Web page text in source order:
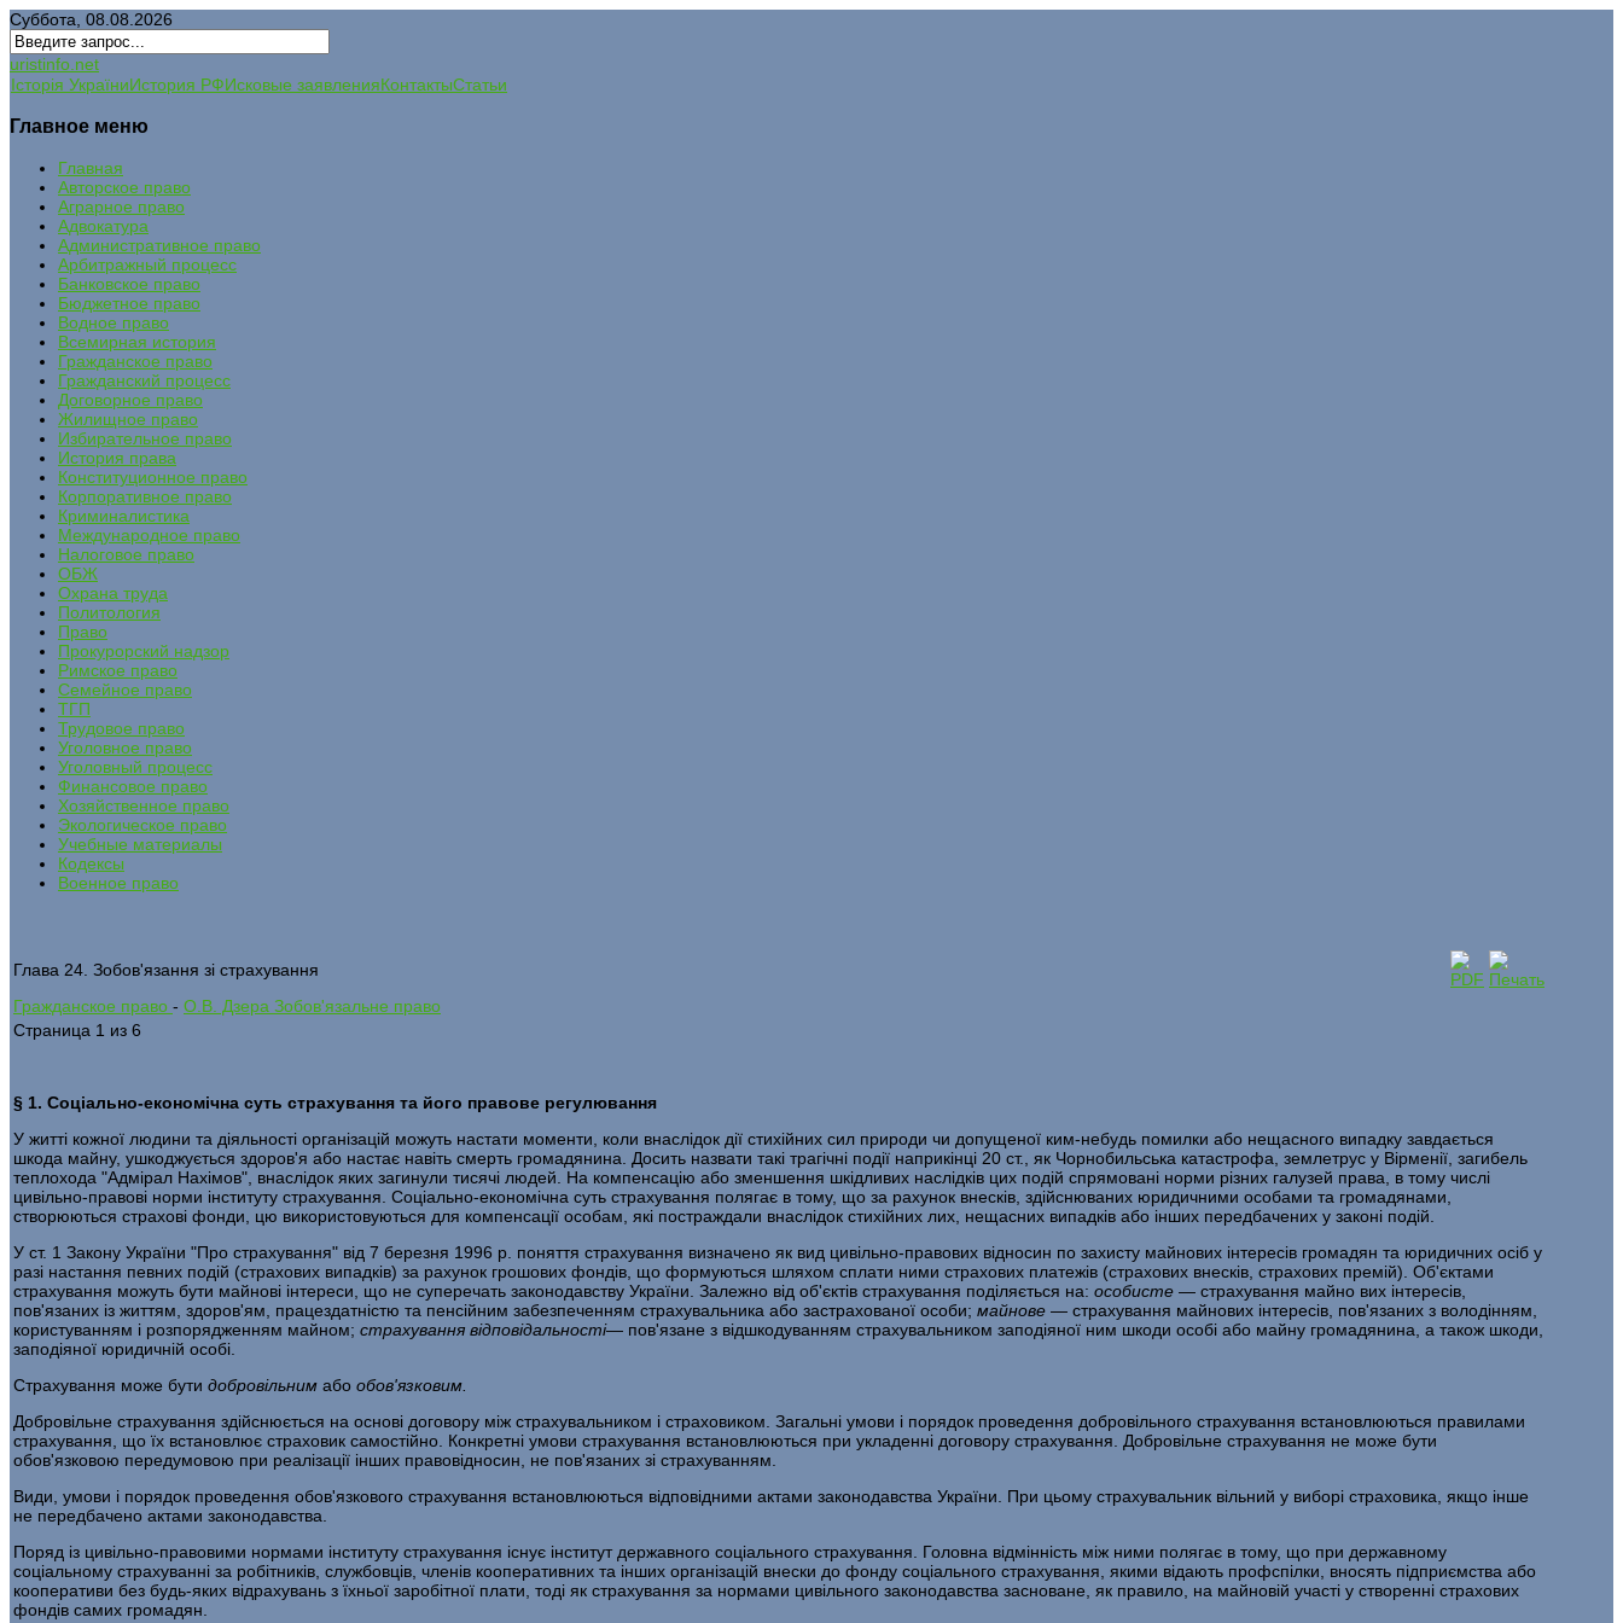
Суббота, 08.08.2026
uristinfo.net
Історія УкраїниИстория РФИсковые заявленияКонтактыСтатьи
Главное меню
Главная
Авторское право
Аграрное право
Адвокатура
Административное право
Арбитражный процесс
Банковское право
Бюджетное право
Водное право
Всемирная история
Гражданское право
Гражданский процесс
Договорное право
Жилищное право
Избирательное право
История права
Конституционное право
Корпоративное право
Криминалистика
Международное право
Налоговое право
ОБЖ
Охрана труда
Политология
Право
Прокурорский надзор
Римское право
Семейное право
ТГП
Трудовое право
Уголовное право
Уголовный процесс
Финансовое право
Хозяйственное право
Экологическое право
Учебные материалы
Кодексы
Военное право
Глава 24. Зобов'язання зі страхування
Гражданское право - О.В. Дзера Зобов'язальне право
Страница 1 из 6
§ 1. Соціально-економічна суть страхування та його правове регулювання
У житті кожної людини та діяльності орга­нізацій можуть настати моменти, коли внаслідок дії стихійних сил природи чи допущеної ким-небудь помилки або нещасно­го випадку завдається
шкода майну, ушкоджується здоров'я або настає навіть смерть громадянина. Досить назвати такі трагічні події наприкінці 20 ст., як Чорнобильська катастрофа, землетрус у Вірменії, загибель
теплохода "Адмірал Нахімов", внаслідок яких загинули тисячі людей. На компенсацію або зменшення шкідливих наслідків цих подій спрямовані норми різних галузей права, в тому числі
цивільно-правові норми інституту страхування. Соціально-економічна суть страху­вання полягає в тому, що за рахунок внесків, здійснюваних юридичними особами та громадянами,
створюються страхові фонди, цю використовуються для компенсації особам, які постраждали внаслідок стихійних лих, нещасних випадків або інших передбачених у законі подій.
У ст. 1 Закону України "Про страхування" від 7 березня 1996 р. поняття страхування визначено як вид цивільно-пра­вових відносин по захисту майнових інтересів громадян та юридичних осіб у
разі настання певних подій (страхових випадків) за рахунок грошових фондів, що формуються шля­хом сплати ними страхових платежів (страхових внесків, страхових премій). Об'єктами
страхування можуть бути майнові інтереси, що не суперечать законодавству України. Залежно від об'єктів страхування поділяється на: особисте — страхування майно вих інтересів,
пов'язаних із життям, здоров'ям, працездат­ністю та пенсійним забезпеченням страхувальника або застрахованої особи; майнове — страхування майнових інтересів, пов'язаних з володінням,
користуванням і розпо­рядженням майном; страхування відповідальності— пов'яза­не з відшкодуванням страхувальником заподіяної ним шкоди особі або майну громадянина, а також шкоди,
заподіяної юридичній особі.
Страхування може бути добровільним або обов'язковим
Добровільне страхування здійснюється на основі договору між страхувальником і страховиком. Загальні умови і порядок проведення добровільного страхування встановлюються пра­вилами
страхування, що їх встановлює страховик самостійно. Конкретні умови страхування встановлюються при укладенні договору страхування. Добровільне страхування не може бути
обов'язковою передумовою при реалізації інших право­відносин, не пов'язаних зі страхуванням.
Види, умови і порядок проведення обов'язкового страху­вання встановлюються відповідними актами законодавства України. При цьому страхувальник вільний у виборі стра­ховика, якщо інше
не передбачено актами законодавства.
Поряд із цивільно-правовими нормами інституту страху­вання існує інститут державного соціального страхування. Головна відмінність між ними полягає в тому, що при держав­ному
соціальному страхуванні за робітників, службовців, чле­нів кооперативних та інших організацій внески до фонду соціального страхування, якими відають профспілки, вносять підприємства або
кооперативи без будь-яких відрахувань з їхньої заробітної плати, тоді як страхування за нормами ци­вільного законодавства засноване, як правило, на майновій участі у створенні страхових
фондів самих громадян.